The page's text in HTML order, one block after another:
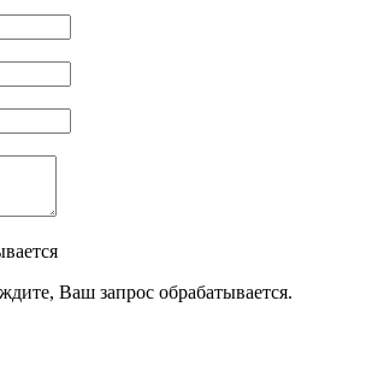
Ваш запрос обрабатывается.